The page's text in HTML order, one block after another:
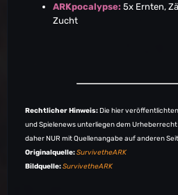
ARKpocalypse: 5x Ernten,
Zucht
Rechtlicher Hinweis:Die hier
und Spielenews unterliegen dem
daher NUR mit Quellenangabe auf anderen
Originalquelle:SurvivetheARK
Bildquelle:SurvivetheARK